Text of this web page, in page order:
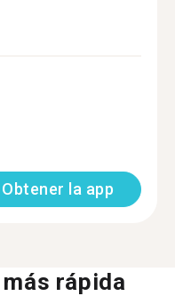
Obtener la app
rápida